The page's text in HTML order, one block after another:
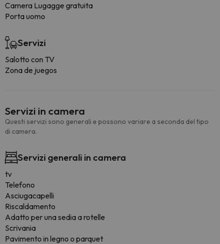
Camera Lugagge gratuita
Porta uomo
Servizi
Salotto con TV
Zona de juegos
Servizi in camera
Questi servizi sono generali e possono variare a seconda del tipo
di camera.
Servizi generali in camera
tv
Telefono
Asciugacapelli
Riscaldamento
Adatto per una sedia a rotelle
Scrivania
Pavimento in legno o parquet